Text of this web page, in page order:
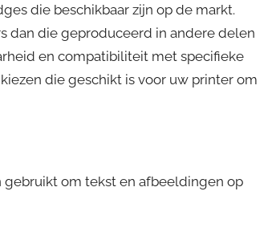
die beschikbaar zijn op de markt.
dan die geproduceerd in andere delen
en compatibiliteit met specifieke
die geschikt is voor uw printer om
om tekst en afbeeldingen op